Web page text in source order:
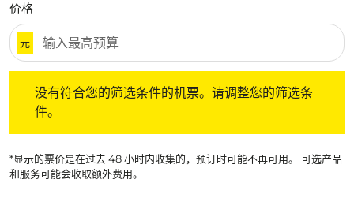
价格
元
没有符合您的筛选条件的机票。请调整您的筛选条
件。
*显示的票价是在过去 48 小时内收集的，预订时可能不再可用。 可选产品
和服务可能会收取额外费用。